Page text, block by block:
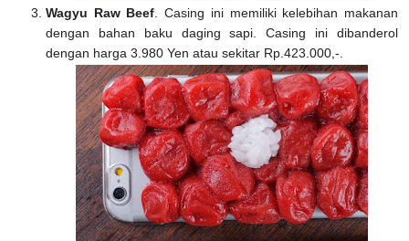
Wagyu Raw Beef . Casing ini memiliki kelebihan makanan
dengan bahan baku daging sapi. Casing ini dibanderol
dengan harga 3.980 Yen atau sekitar Rp.423.000,-.